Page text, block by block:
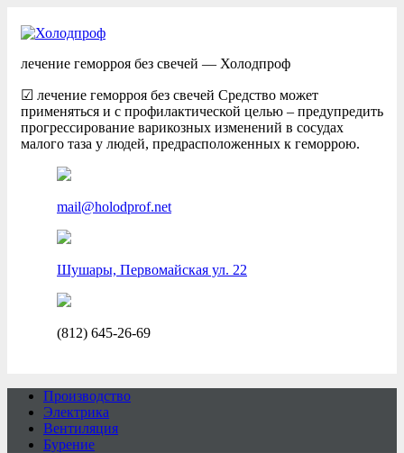
лечение геморроя без свечей — Холодпроф
☑ лечение геморроя без свечей Средство может
применяться и с профилактической целью – предупредить
прогрессирование варикозных изменений в сосудах
малого таза у людей, предрасположенных к геморрою.
mail@holodprof.net
Шушары, Первомайская ул. 22
(812) 645-26-69
Производство
Электрика
Вентиляция
Бурение